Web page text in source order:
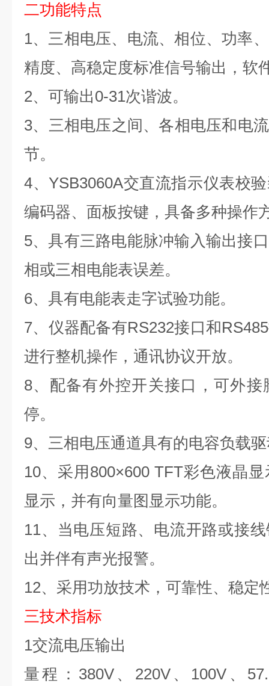
二功能特点
1、三相电压、电流、相位、功率
精度、高稳定度标准信号输出，软
2、可输出0-31次谐波。
3、三相电压之间、各相电压和电
节。
4、YSB3060A交直流指示仪表校
编码器、面板按键，具备多种操作
5、具有三路电能脉冲输入输出接
相或三相电能表误差。
6、具有电能表走字试验功能。
7、仪器配备有RS232接口和RS485
进行整机操作，通讯协议开放。
8、配备有外控开关接口，可外
停。
9、三相电压通道具有的电容负载
10、采用 800×600 TFT彩色液晶
显示，并有向量图显示功能。
11、当电压短路、电流开路或接
出并伴有声光报警。
12、采用功放技术，可靠性、稳定
三技术指标
1交流电压输出
量程： 380V、 220V、 100V 、